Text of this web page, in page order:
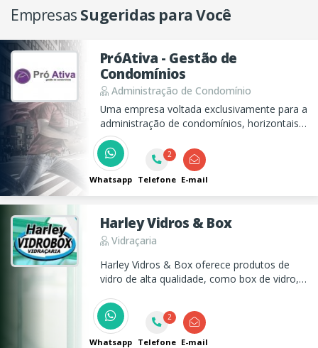
Empresas Sugeridas para Você
PróAtiva - Gestão de
Condomínios
Administração de Condomínio
Uma empresa voltada exclusivamente para a
administração de condomínios, horizontais e
verticais, residenciais e comerciais.
Whatsapp
2
Telefone E-mail
Harley Vidros & Box
Vidraçaria
Harley Vidros & Box oferece produtos de
vidro de alta qualidade, como box de vidro,
barras antipânico para residências e
empresas.
Whatsapp
2
Telefone E-mail